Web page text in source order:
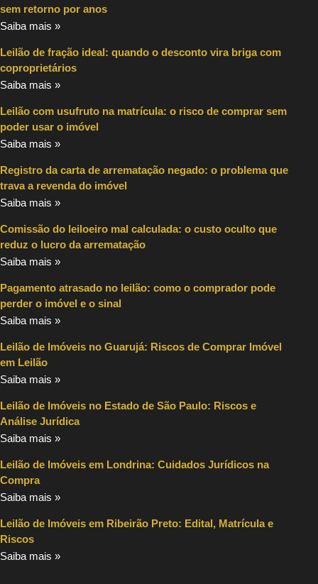
sem retorno por anos
Saiba mais »
Leilão de fração ideal: quando o desconto vira briga com
coproprietários
Saiba mais »
Leilão com usufruto na matrícula: o risco de comprar sem
poder usar o imóvel
Saiba mais »
Registro da carta de arrematação negado: o problema que
trava a revenda do imóvel
Saiba mais »
Comissão do leiloeiro mal calculada: o custo oculto que
reduz o lucro da arrematação
Saiba mais »
Pagamento atrasado no leilão: como o comprador pode
perder o imóvel e o sinal
Saiba mais »
Leilão de Imóveis no Guarujá: Riscos de Comprar Imóvel
em Leilão
Saiba mais »
Leilão de Imóveis no Estado de São Paulo: Riscos e
Análise Jurídica
Saiba mais »
Leilão de Imóveis em Londrina: Cuidados Jurídicos na
Compra
Saiba mais »
Leilão de Imóveis em Ribeirão Preto: Edital, Matrícula e
Riscos
Saiba mais »